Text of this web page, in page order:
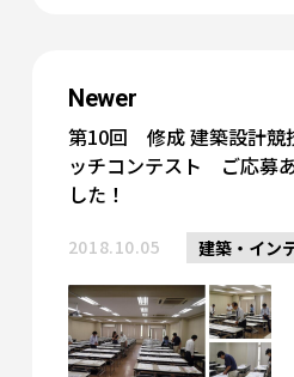
Newer
第10回 修成 建築設計競
ッチコンテスト ご応募
した！
2018.10.05 建築・イン